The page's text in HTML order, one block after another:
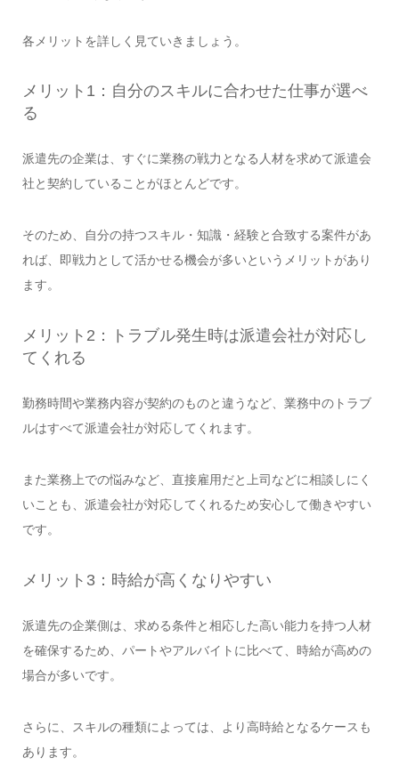
各メリットを詳しく見ていきましょう。
メリット1：自分のスキルに合わせた仕事が選べ
る
派遣先の企業は、すぐに業務の戦力となる人材を求めて派遣会
社と契約していることがほとんどです。
そのため、自分の持つスキル・知識・経験と合致する案件があ
れば、即戦力として活かせる機会が多いというメリットがあり
ます。
メリット2：トラブル発生時は派遣会社が対応し
てくれる
勤務時間や業務内容が契約のものと違うなど、業務中のトラブ
ルはすべて派遣会社が対応してくれます。
また業務上での悩みなど、直接雇用だと上司などに相談しにく
いことも、派遣会社が対応してくれるため安心して働きやすい
です。
メリット3：時給が高くなりやすい
派遣先の企業側は、求める条件と相応した高い能力を持つ人材
を確保するため、パートやアルバイトに比べて、時給が高めの
場合が多いです。
さらに、スキルの種類によっては、より高時給となるケースも
あります。